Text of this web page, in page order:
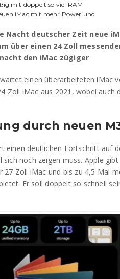
mit doppelt so viel RAM
iMac mit mehr Power und
Nacht deutscher Zeit neue
über einen 24 Zoll
den iMac zügiger
einen überarbeiteten iMac
Zoll iMac aus 2021, wobei auch
durch neuen
einen deutlichen Fortschritt auf
noch zeigen muss. Apple
27 Zoll iMac und bis zu 4,5 Mal
Er soll doppelt so schnell